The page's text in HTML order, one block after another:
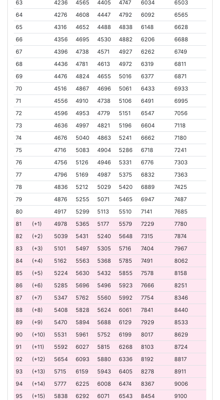
63
4236 4565 4405 4747 6034
6503
64
4276 4608 4447 4792 6092
6565
65
4316 4652 4488 4838 6148
6628
66
4356 4695 4530 4882 6206
6688
67
4396 4738 4571 4927 6262
6749
68
4436 4781 4613 4972 6319
6811
69
4476 4824 4655 5016 6377
6871
70
4516 4867 4696 5061 6433
6933
71
4556 4910 4738 5106 6491
6995
72
4596 4953 4779 5151 6547
7056
73
4636 4997 4821 5196 6604
7118
74
4676 5040 4863 5241 6662
7180
75
4716 5083 4904 5286 6718
7241
76
4756 5126 4946 5331 6776
7303
77
4796 5169 4987 5375 6832
7363
78
4836 5212 5029 5420 6889
7425
79
4876 5255 5071 5465 6947
7487
80
4917 5299 5113 5510 7141
7685
81
(+1) 4978 5365 5177 5579 7229
7780
82
(+2) 5039 5431 5240 5648 7315
7874
83
(+3) 5101 5497 5305 5716 7404
7967
84
(+4) 5162 5563 5368 5785 7491
8062
85
(+5) 5224 5630 5432 5855 7578
8158
86
(+6) 5285 5696 5496 5923 7666
8251
87
(+7) 5347 5762 5560 5992 7754
8346
88
(+8) 5408 5828 5624 6061 7841
8440
89
(+9) 5470 5894 5688 6129 7929
8533
90
(+10) 5531 5961 5752 6199 8017
8629
91
(+11) 5592 6027 5815 6268 8103
8724
92
(+12) 5654 6093 5880 6336 8192
8817
93
(+13) 5715 6159 5943 6405 8278
8911
94
(+14) 5777 6225 6008 6474 8367
9006
95
(+15) 5838 6292 6071 6543 8454 9100